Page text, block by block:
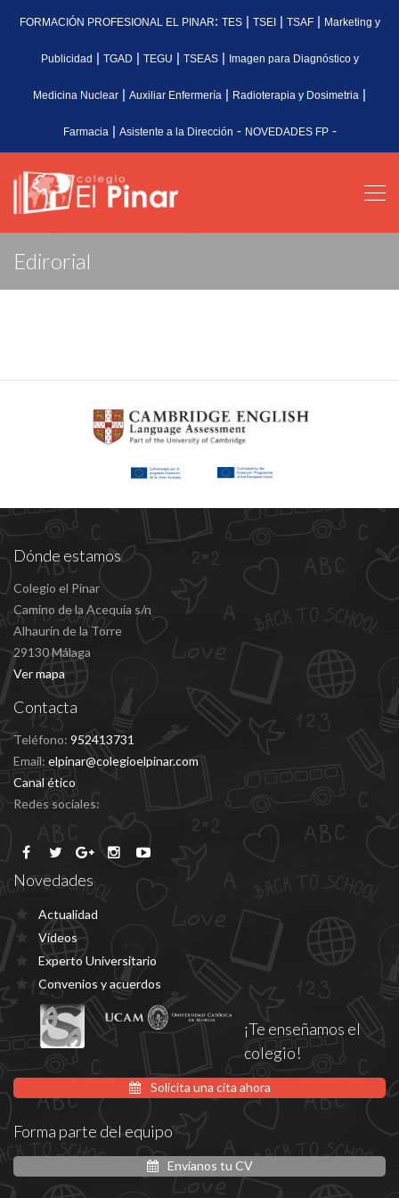
FORMACIÓN PROFESIONAL EL PINAR: TES| TSEI| TSAF| Marketing y
Publicidad | TGAD | TEGU | TSEAS| Imagen para Diagnóstico y
Medicina Nuclear | Auxiliar Enfermería | Radioterapia y Dosimetria |
Farmacia | Asistente a la Dirección - NOVEDADES FP-
Edirorial
Dónde estamos
Colegio el Pinar
Camino de la Acequía s/n
Alhaurín de la Torre
29130 Málaga
Ver mapa
Contacta
Teléfono: 952413731
Email: elpinar@colegioelpinar.com
Canal ético
Redes sociales:
Novedades
Actualidad
Vídeos
Experto Universitario
Convenios y acuerdos
¡Te enseñamos el
colegio!
Solicita una cita ahora
Forma parte del equipo
Envíanos tu CV